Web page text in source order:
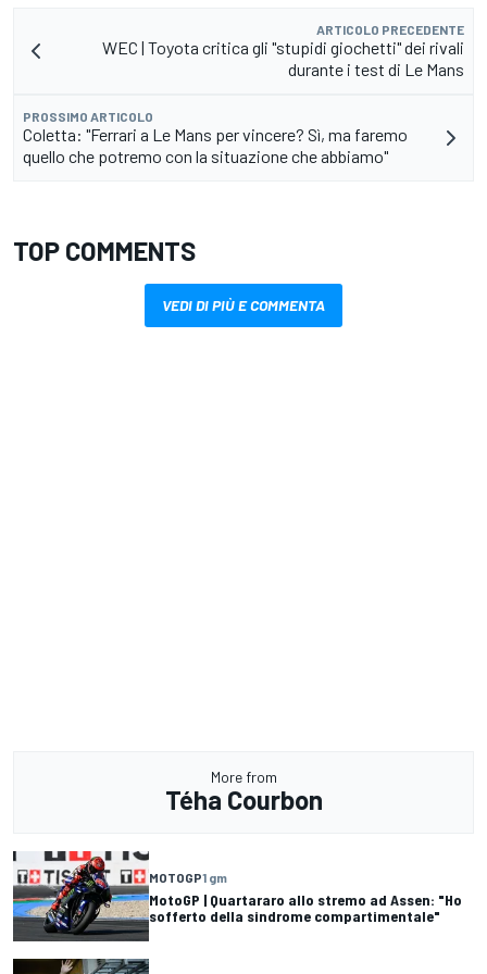
ARTICOLO PRECEDENTE
WEC | Toyota critica gli "stupidi giochetti" dei rivali
durante i test di Le Mans
PROSSIMO ARTICOLO
Coletta: "Ferrari a Le Mans per vincere? Sì, ma faremo
quello che potremo con la situazione che abbiamo"
TOP COMMENTS
VEDI DI PIÙ E COMMENTA
More from
Téha Courbon
MOTOGP1 gm
MotoGP | Quartararo allo stremo ad Assen: "Ho
sofferto della sindrome compartimentale"